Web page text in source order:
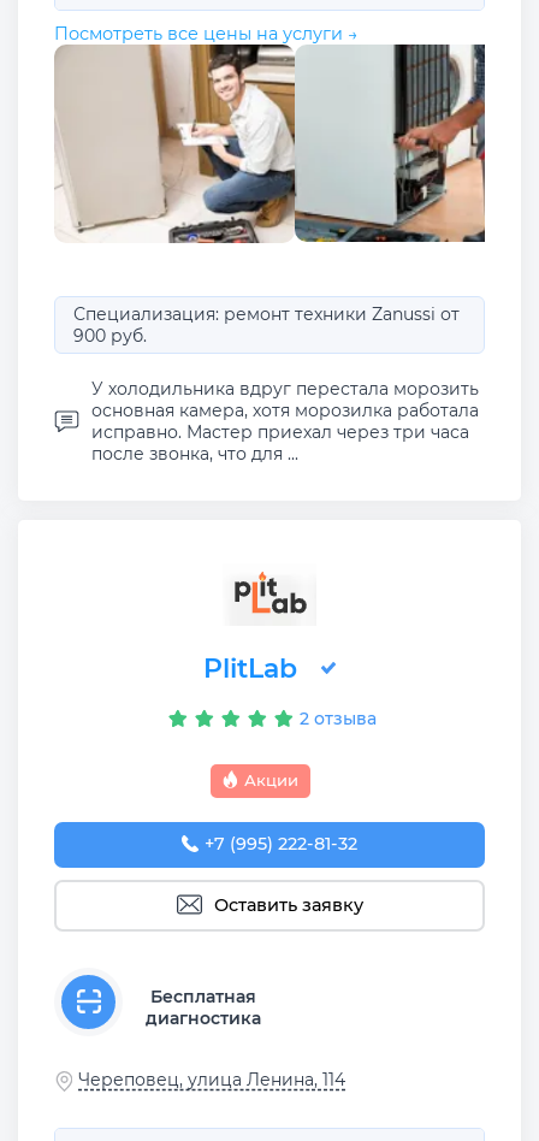
Посмотреть все цены на услуги →
Специализация: ремонт техники Zanussi от
900 руб.
У холодильника вдруг перестала морозить
основная камера, хотя морозилка работала
исправно. Мастер приехал через три часа
после звонка, что для ...
PlitLab
2 отзыва
Акции
+7 (995) 222-81-32
Оставить заявку
Бесплатная
диагностика
Череповец, улица Ленина, 114